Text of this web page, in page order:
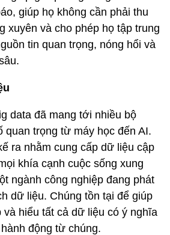
giúp họ không cần phải thu
xuyên và cho phép họ tập trung
tin quan trọng, nóng hổi và
data đã mang tới nhiều bộ
quan trọng từ máy học đến AI.
ra nhằm cung cấp dữ liệu cập
khía cạnh cuộc sống xung
ngành công nghiệp đang phát
dữ liệu. Chúng tồn tại để giúp
hiểu tất cả dữ liệu có ý nghĩa
động từ chúng.